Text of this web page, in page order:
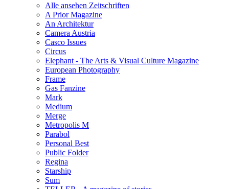
Alle ansehen Zeitschriften
A Prior Magazine
An Architektur
Camera Austria
Casco Issues
Circus
Elephant - The Arts & Visual Culture Magazine
European Photography
Frame
Gas Fanzine
Mark
Medium
Merge
Metropolis M
Parabol
Personal Best
Public Folder
Regina
Starship
Sum